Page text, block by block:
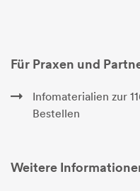
Für Praxen und
Infomaterialien zur
Bestellen
Weitere